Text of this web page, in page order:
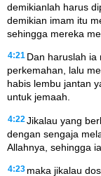
demikianlah harus
demikian imam itu
sehingga mereka
4:21 Dan haruslah ia
perkemahan, lalu
habis lembu jantan
untuk jemaah.
4:22 Jikalau yang
dengan sengaja
Allahnya, sehingga
4:23 maka jikalau